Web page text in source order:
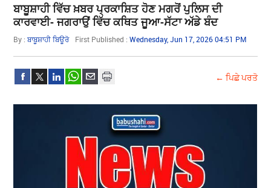
ਬਾਬੂਸ਼ਾਹੀ ਵਿੱਚ ਖ਼ਬਰ ਪ੍ਰਕਾਸ਼ਿਤ ਹੋਣ ਮਗਰੋਂ ਪੁਲਿਸ ਦੀ
ਕਾਰਵਾਈ- ਜਗਰਾਉਂ ਵਿੱਚ ਕਥਿਤ ਜੂਆ-ਸੱਟਾ ਅੱਡੇ ਬੰਦ
By :ਬਾਬੂਸ਼ਾਹੀ ਬਿਊਰੋ First Published :Wednesday, Jun 17, 2026 04:51 PM
← ਪਿਛੇ ਪਰਤੋ